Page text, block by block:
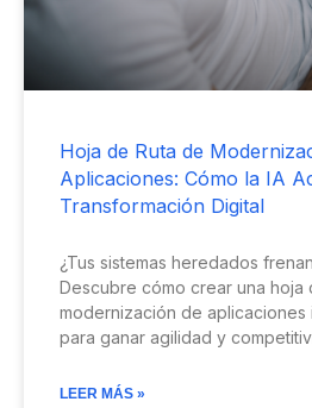
Hoja de Ruta de
Aplicaciones: Cómo la IA
Transformación Digital
¿Tus sistemas heredados
Descubre cómo crear una hoja
modernización de aplicaciones
para ganar agilidad y
LEER MÁS »